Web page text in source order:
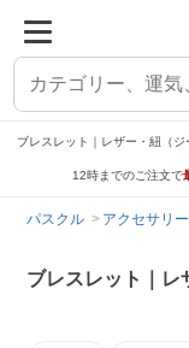
ブレスレット｜レザー・紐（
12時までのご注文で
パスクル アクセサリー
ブレスレット｜レ